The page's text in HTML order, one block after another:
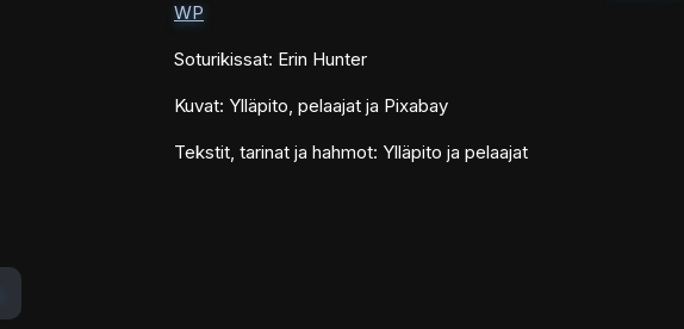
WP
Soturikissat: Erin Hunter
Kuvat: Ylläpito, pelaajat ja Pixabay
Tekstit, tarinat ja hahmot: Ylläpito ja pelaajat